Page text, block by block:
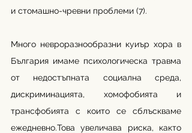
и стомашно-чревни проблеми (7).
Много невроразнообразни куиър хора в
България имаме психологическа травма
от недостъпната социална среда,
дискриминацията, хомофобията и
трансфобията с които се сблъскваме
ежедневно.Това увеличава риска, както